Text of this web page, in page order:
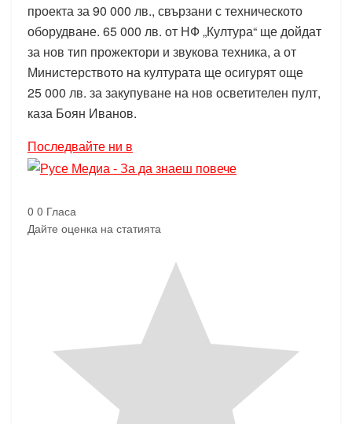
проекта за 90 000 лв., свързани с техническото
оборудване. 65 000 лв. от НФ „Култура“ ще дойдат
за нов тип прожектори и звукова техника, а от
Министерството на културата ще осигурят още
25 000 лв. за закупуване на нов осветителен пулт,
каза Боян Иванов.
Последвайте ни в
0 0 Гласа
Дайте оценка на статията